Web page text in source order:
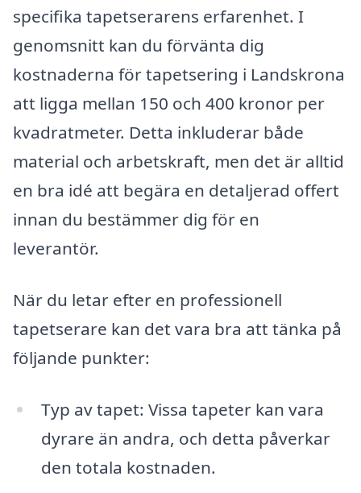
specifika tapetserarens erfarenhet. I
genomsnitt kan du förvänta dig
kostnaderna för tapetsering i Landskrona
att ligga mellan 150 och 400 kronor per
kvadratmeter. Detta inkluderar både
material och arbetskraft, men det är alltid
en bra idé att begära en detaljerad offert
innan du bestämmer dig för en
leverantör.
När du letar efter en professionell
tapetserare kan det vara bra att tänka på
följande punkter:
Typ av tapet: Vissa tapeter kan vara
dyrare än andra, och detta påverkar
den totala kostnaden.